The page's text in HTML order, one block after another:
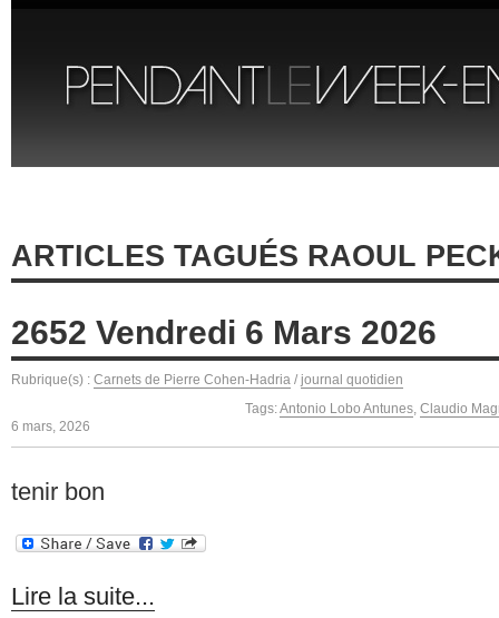
ARTICLES TAGUÉS RAOUL
2652 Vendredi 6 Mars 2026
Rubrique(s) : Carnets de Pierre Cohen-Hadria / journal quotidien
Tags:Antonio Lobo Antunes, Claudio
6 mars, 2026
tenir bon
Lire la suite...